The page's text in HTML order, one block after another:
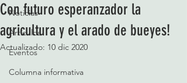
Noticias
Artículos
Eventos
Columna informativa
Con futuro esperanzador la
agricultura y el arado de bueyes!
Actualizado: 10 dic 2020